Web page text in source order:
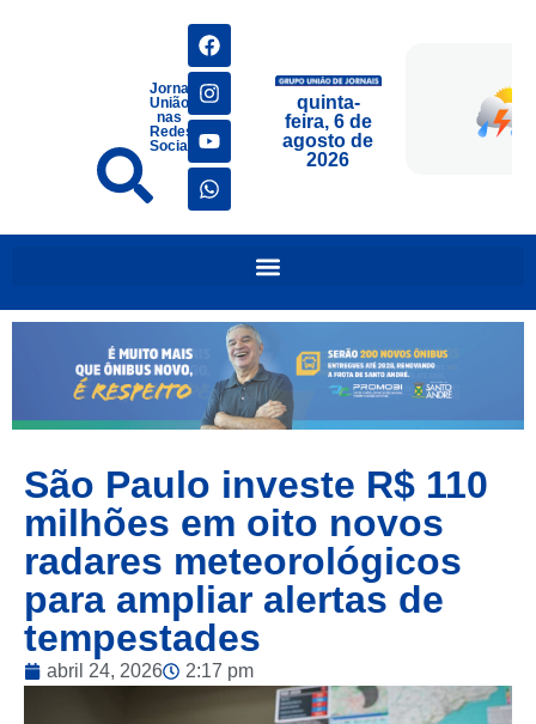
Jornais
União
nas
Redes
Sociais
quinta-
feira, 6 de
agosto de
2026
São Paulo investe R$ 110
milhões em oito novos
radares meteorológicos
para ampliar alertas de
tempestades
abril 24, 2026 2:17 pm